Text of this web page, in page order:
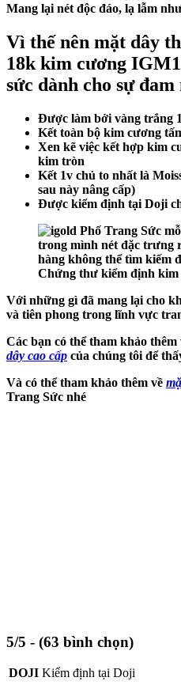
Mang lại nét độc đáo, lạ lẫm
Vì thế nên mặt dây
18k kim cương
sức dành cho sự đam
Được làm bởi vàng trắng
Kết toàn bộ kim cương
Xen kẽ việc kết hợp kim
kim tròn
Kết 1v chủ to nhất là
sau này nâng cấp)
Được kiểm định tại Doji
Chứng thư kiểm định kim
Với những gì đã mang lại cho
và tiên phong trong lĩnh vực
Các bạn có thể tham khảo thêm
dây cao cấp của chúng tôi để
Và có thể tham khảo thêm về
Trang Sức nhé
5/5 - (63 bình chọn)
DOJI Kiểm định tại Doji